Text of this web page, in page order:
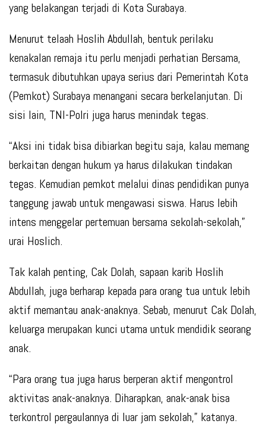
yang belakangan terjadi di Kota Surabaya.
Menurut telaah Hoslih Abdullah, bentuk perilaku
kenakalan remaja itu perlu menjadi perhatian Bersama,
termasuk dibutuhkan upaya serius dari Pemerintah Kota
(Pemkot) Surabaya menangani secara berkelanjutan. Di
sisi lain, TNI-Polri juga harus menindak tegas.
“Aksi ini tidak bisa dibiarkan begitu saja, kalau memang
berkaitan dengan hukum ya harus dilakukan tindakan
tegas. Kemudian pemkot melalui dinas pendidikan punya
tanggung jawab untuk mengawasi siswa. Harus lebih
intens menggelar pertemuan bersama sekolah-sekolah,”
urai Hoslich.
Tak kalah penting, Cak Dolah, sapaan karib Hoslih
Abdullah, juga berharap kepada para orang tua untuk lebih
aktif memantau anak-anaknya. Sebab, menurut Cak Dolah,
keluarga merupakan kunci utama untuk mendidik seorang
anak.
“Para orang tua juga harus berperan aktif mengontrol
aktivitas anak-anaknya. Diharapkan, anak-anak bisa
terkontrol pergaulannya di luar jam sekolah,” katanya.